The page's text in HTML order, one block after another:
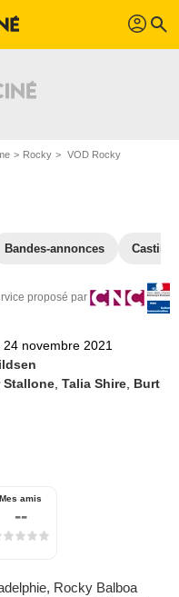
profil search
Rocky VOD Rocky
Bandes-annonces Casting
proposé par
24 novembre 2021
Stallone ,Talia Shire Burt
Mes amis
--
Rocky Balboa